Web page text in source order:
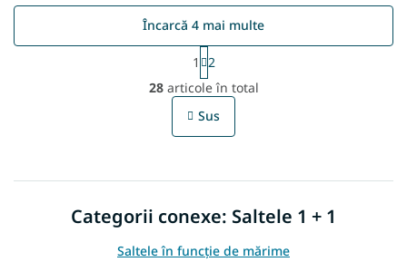
C
o
n
l
l
i
Încarcă 4 mai multe
P
a
g
i
n
1
2
28articole în total
Sus
Categorii conexe: Saltele 1 + 1
Saltele în funcție de mărime